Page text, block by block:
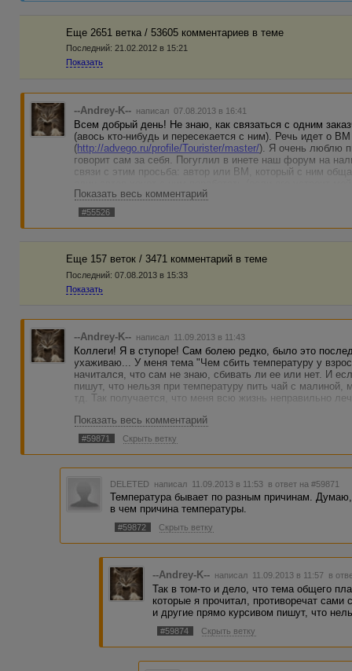
Еще 2651 ветка / 53605 комментариев в темe
Последний: 21.02.2012 в 15:21
Показать
--Andrey-K-- написал 07.08.2013 в 16:41
Всем добрый день! Не знаю, как связаться с одним
(авось кто-нибудь и пересекается с ним). Речь идет о
(http://advego.ru/profile/Tourister/master/). Я очень люблю
говорит сам за себя. Погуглил в инете наш форум на
связи с этим просьба: автор или ВМ, который с ним
Не знаю, получится ли из этой затеи что-нибудь, но
спасибо!
Показать весь комментарий
#55526
Еще 157 веток / 3471 комментарий в темe
Последний: 07.08.2013 в 15:33
Показать
--Andrey-K-- написал 11.09.2013 в 11:43
Коллеги! Я в ступоре! Сам болею редко, было это
ухаживаю... У меня тема "Чем сбить температуру у
начитался, что сам не знаю, сбивать ли ее или нет. И
пишут, что нельзя при температуру пить чай с
тд. Так получается, что меня всю жизнь неправильно
Так как я сам запутался во всем, то прошу помочь:
проверенный сайт? Или просто в двух словах скажите,
можно делать. Спасибо!
Показать весь комментарий
#59871 Скрыть ветку
DELETED написал 11.09.2013 в 11:53 в ответ на #59871
Температура бывает по разным причинам.
в чем причина температуры.
#59872 Скрыть ветку
--Andrey-K-- написал 11.09.2013 в 11:57 в
Так в том-то и дело, что тема общего
которые я прочитал, противоречат
и другие прямо курсивом пишут, что
#59874 Скрыть ветку